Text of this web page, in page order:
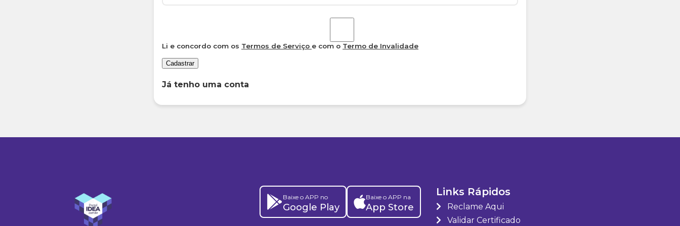
Li e concordo com os Termos de Serviço e com o Termo de Invalidade
Cadastrar
Já tenho uma conta
Baixe o APP no
Google Play
Baixe o APP na
App Store
Links Rápidos
Reclame Aqui
Validar Certificado